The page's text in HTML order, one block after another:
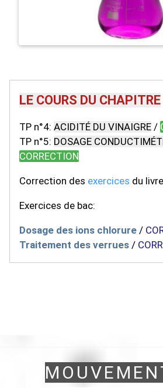
LE COURS DU CHAPITRE
TP n°4: ACIDITÉ DU VINAIGRE /
TP n°5: DOSAGE
CORRECTION
Correction des exercices du livre
Exercices de bac:
Dosage des ions chlorure /
Traitement des verrues /